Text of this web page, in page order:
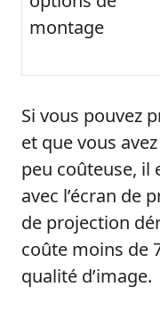
montage
Si vous pouvez
et que vous
peu coûteuse, il
avec l’écran de
de projection
coûte moins de
qualité d’image.